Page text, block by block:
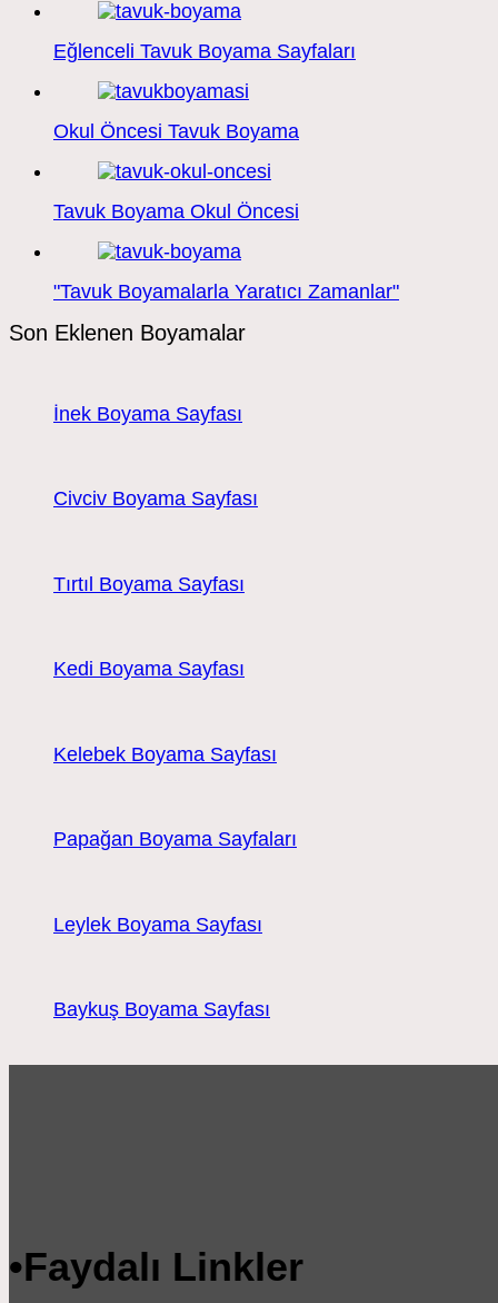
Eğlenceli Tavuk Boyama Sayfaları
Okul Öncesi Tavuk Boyama
Tavuk Boyama Okul Öncesi
"Tavuk Boyamalarla Yaratıcı Zamanlar"
Son Eklenen Boyamalar
İnek Boyama Sayfası
Civciv Boyama Sayfası
Tırtıl Boyama Sayfası
Kedi Boyama Sayfası
Kelebek Boyama Sayfası
Papağan Boyama Sayfaları
Leylek Boyama Sayfası
Baykuş Boyama Sayfası
•Faydalı Linkler